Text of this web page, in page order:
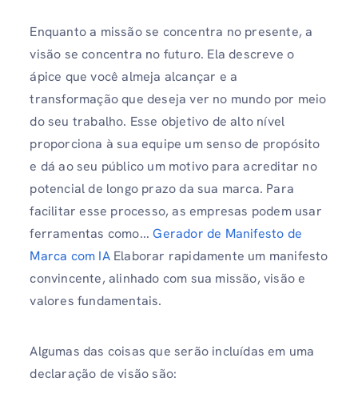
Enquanto a missão se concentra no presente, a
visão se concentra no futuro. Ela descreve o
ápice que você almeja alcançar e a
transformação que deseja ver no mundo por meio
do seu trabalho. Esse objetivo de alto nível
proporciona à sua equipe um senso de propósito
e dá ao seu público um motivo para acreditar no
potencial de longo prazo da sua marca. Para
facilitar esse processo, as empresas podem usar
ferramentas como...Gerador de Manifesto de
Marca com IAElaborar rapidamente um manifesto
convincente, alinhado com sua missão, visão e
valores fundamentais.
Algumas das coisas que serão incluídas em uma
declaração de visão são: